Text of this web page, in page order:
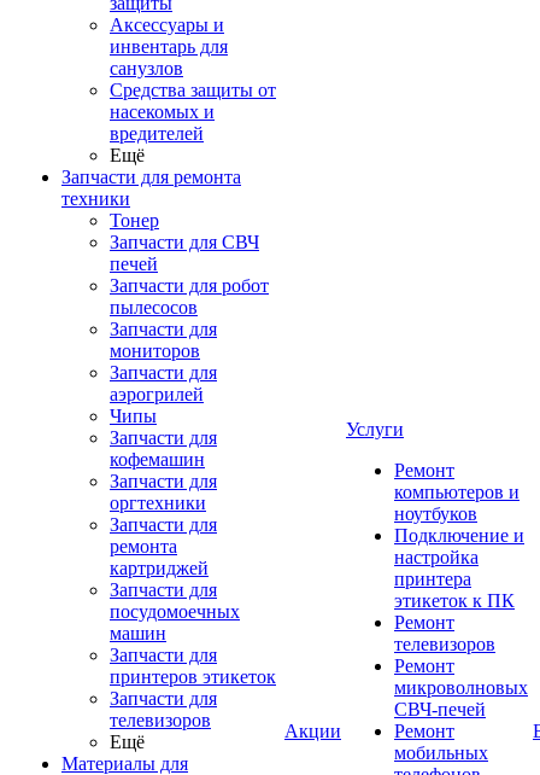
Аксессуары и
инвентарь для
санузлов
Средства защиты от
насекомых и
вредителей
Ещё
Запчасти для ремонта
техники
Тонер
Запчасти для СВЧ
печей
Запчасти для робот
пылесосов
Запчасти для
мониторов
Запчасти для
аэрогрилей
Чипы
Запчасти для
кофемашин
Запчасти для
оргтехники
Запчасти для
ремонта
картриджей
Запчасти для
посудомоечных
машин
Запчасти для
принтеров этикеток
Запчасти для
телевизоров
Ещё
Материалы для
Акции
Услуги
Ремонт
компьютеров и
ноутбуков
Подключение и
настройка
принтера
этикеток к ПК
Ремонт
телевизоров
Ремонт
микроволновых
СВЧ-печей
Ремонт
мобильных